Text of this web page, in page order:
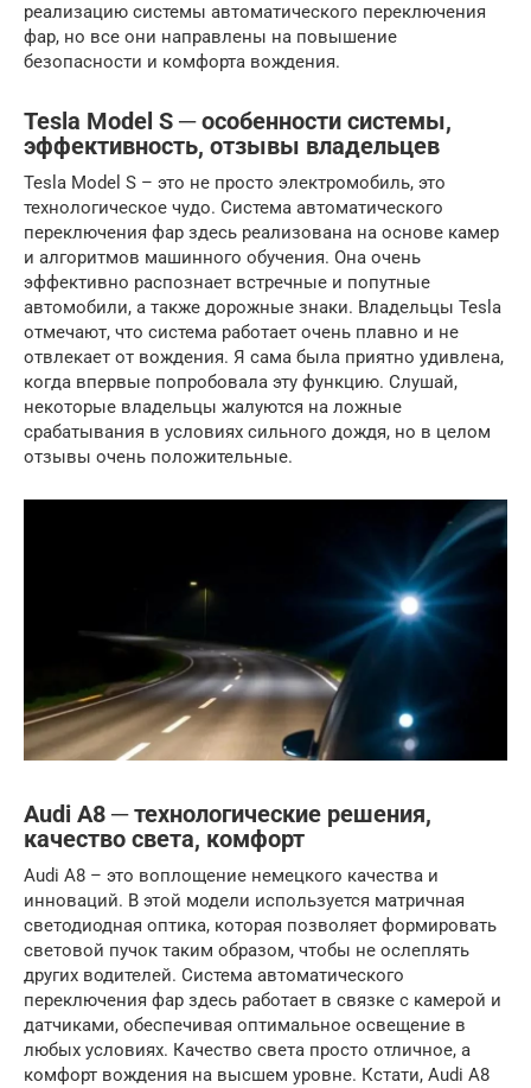
реализацию системы автоматического переключения
фар, но все они направлены на повышение
безопасности и комфорта вождения.
Tesla Model S ─ особенности системы,
эффективность, отзывы владельцев
Tesla Model S – это не просто электромобиль, это
технологическое чудо. Система автоматического
переключения фар здесь реализована на основе камер
и алгоритмов машинного обучения. Она очень
эффективно распознает встречные и попутные
автомобили, а также дорожные знаки. Владельцы Tesla
отмечают, что система работает очень плавно и не
отвлекает от вождения. Я сама была приятно удивлена,
когда впервые попробовала эту функцию. Слушай,
некоторые владельцы жалуются на ложные
срабатывания в условиях сильного дождя, но в целом
отзывы очень положительные.
Audi A8 ─ технологические решения,
качество света, комфорт
Audi A8 – это воплощение немецкого качества и
инноваций. В этой модели используется матричная
светодиодная оптика, которая позволяет формировать
световой пучок таким образом, чтобы не ослеплять
других водителей. Система автоматического
переключения фар здесь работает в связке с камерой и
датчиками, обеспечивая оптимальное освещение в
любых условиях. Качество света просто отличное, а
комфорт вождения на высшем уровне. Кстати, Audi A8